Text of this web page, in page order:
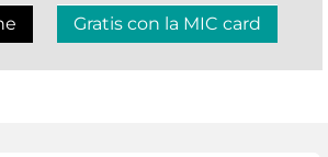
Gratis con la MIC card